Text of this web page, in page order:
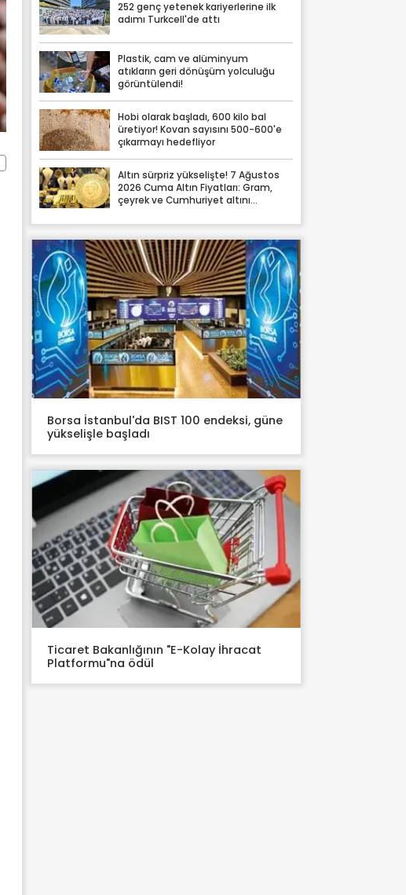
252 genç yetenek kariyerlerine ilk
adımı Turkcell'de attı
Plastik, cam ve alüminyum
atıkların geri dönüşüm yolculuğu
görüntülendi!
Hobi olarak başladı, 600 kilo bal
üretiyor! Kovan sayısını 500-600'e
çıkarmayı hedefliyor
Altın sürpriz yükselişte! 7 Ağustos
2026 Cuma Altın Fiyatları: Gram,
çeyrek ve Cumhuriyet altını
Borsa İstanbul'da BIST 100 endeksi, güne
yükselişle başladı
Ticaret Bakanlığının "E-Kolay İhracat
Platformu"na ödül